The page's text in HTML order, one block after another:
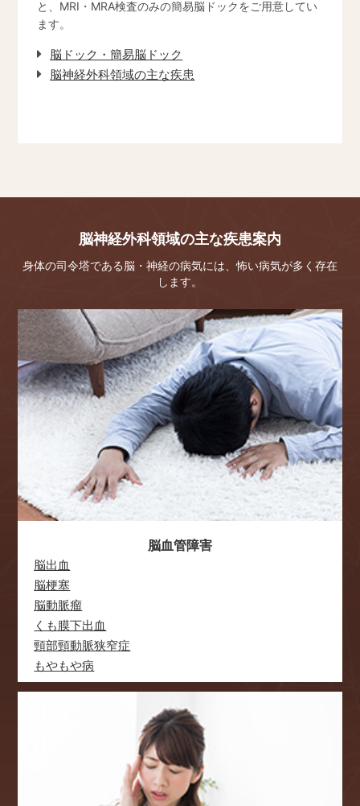
2021.08.13
休診のご案内
下記は休診とさせていただきます。
ご迷惑をおかけいたしますが、ご理解のほどよろしくお願いい
を開始いたしました。
詳しくは「片頭痛発症抑制薬エムガルティによる治療につい
て」ページをご覧ください。
2021.04.26
停電による電話不通について
2021年4月26日 12時30分頃 中央区で発生した停電の影響で電
話が不通となっておりましたが、現在は復旧しております。
ご不便をおかけし大変申し訳ございませんでした。
2021.04.21
オンライン診療 再開と診療時間変更のご案内
2021/04/23（金）よりオンライン診療を再開いたします。
また、オンライン診療の診療時間を下記に変更いたします。
毎週 金曜日 09:00～13:00
詳しくは「頭痛外来オンライン診療 初診・再診」ページをご
覧ください。
オンライン診療 予約一時停止のご案内
現在、オンライン診療のご予約を一時的に停止しております。
ご迷惑をおかけして申し訳ございませんが、ご理解のほどよろ
しくお願い申し上げます。
対面による診察は診療しております。
ご予約はお電話もしくはフォームよりお申込みください。
年末年始の診療を以下に変更させていただきます。
ご理解の程よろしくお願い申し上げます。
12月29日（火）～01月03日（日）…休診
01月04日（月）より、通常の診療となります。
※ 期間中は電話受付の対応も上記時間となります。
と、MRI・MRA検査のみの簡易脳ドックをご用意してい
ます。
脳ドック・簡易脳ドック
脳神経外科領域の主な疾患
脳神経外科領域の主な疾患案内
身体の司令塔である脳・神経の病気には、怖い病気が多く存在
します。
脳血管障害
脳出血
脳梗塞
脳動脈瘤
くも膜下出血
頸部頸動脈狭窄症
もやもや病